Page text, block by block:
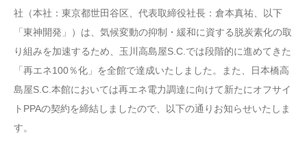
社（本社：東京都世田谷区、代表取締役社長：倉本真祐、以下
「東神開発」）は、気候変動の抑制・緩和に資する脱炭素化の取
り組みを加速するため、玉川高島屋S.C.では段階的に進めてきた
「再エネ100％化」を全館で達成いたしました。また、日本橋高
島屋S.C.本館においては再エネ電力調達に向けて新たにオフサイ
トPPAの契約を締結しましたので、以下の通りお知らせいたしま
す。